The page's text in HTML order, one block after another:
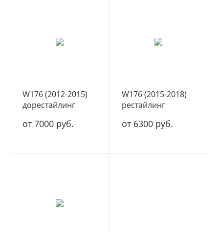
W176 (2012-2015)
дорестайлинг
от 7000 руб.
W176 (2015-2018)
рестайлинг
от 6300 руб.